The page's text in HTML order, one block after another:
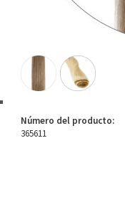
Número del producto:
365611